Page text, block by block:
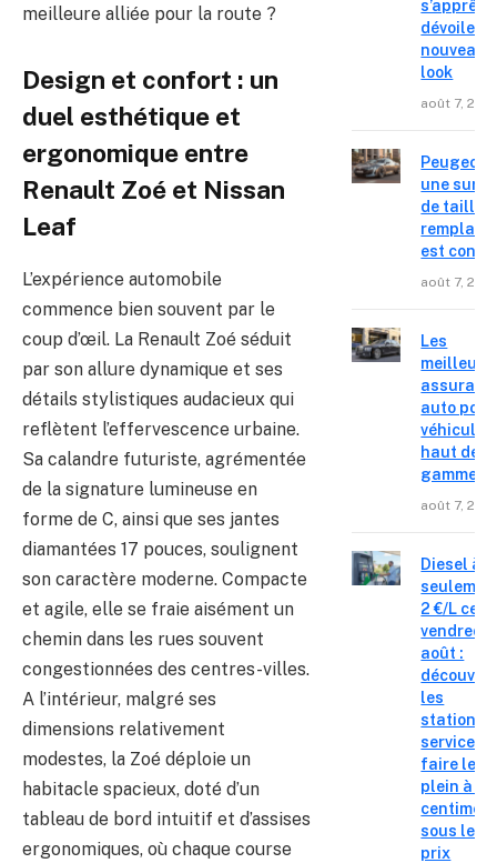
meilleure alliée pour la route ?
Design et confort : un
duel esthétique et
ergonomique entre
Renault Zoé et Nissan
Leaf
L’expérience automobile
commence bien souvent par le
coup d’œil. La Renault Zoé séduit
par son allure dynamique et ses
détails stylistiques audacieux qui
reflètent l’effervescence urbaine.
Sa calandre futuriste, agrémentée
de la signature lumineuse en
forme de C, ainsi que ses jantes
diamantées 17 pouces, soulignent
son caractère moderne. Compacte
et agile, elle se fraie aisément un
chemin dans les rues souvent
congestionnées des centres-villes.
A l’intérieur, malgré ses
dimensions relativement
modestes, la Zoé déploie un
habitacle spacieux, doté d’un
tableau de bord intuitif et d’assises
ergonomiques, où chaque course
s’apprête
dévoiler
nouveau
look
août 7,
Peugeot
une
de taille,
est
août 7,
Les
auto pour
véhicules
haut de
gamme
août 7,
Diesel à
2 €/L ce
vendredi
août :
les
stations-
service où
faire le
plein à 19
centimes
sous le
prix